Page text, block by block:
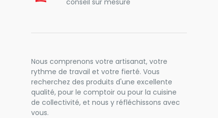
conseil sur mesure
Nous comprenons votre artisanat, votre
rythme de travail et votre fierté. Vous
recherchez des produits d'une excellente
qualité, pour le comptoir ou pour la cuisine
de collectivité, et nous y réfléchissons avec
vous.